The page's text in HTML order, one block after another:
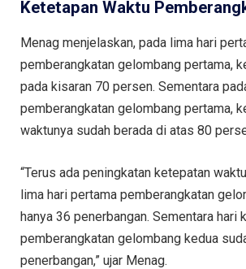
Ketetapan Waktu
Menag menjelaskan, pada lima hari
pemberangkatan gelombang pertama,
pada kisaran 70 persen. Sementara
pemberangkatan gelombang pertama,
waktunya sudah berada di atas 80
“Terus ada peningkatan ketepatan
lima hari pertama pemberangkatan
hanya 36 penerbangan. Sementara hari
pemberangkatan gelombang kedua
penerbangan,” ujar Menag.